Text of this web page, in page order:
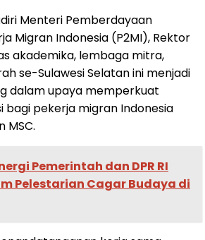
Menteri Pemberdayaan
Migran Indonesia (P2MI), Rektor
akademika, lembaga mitra,
se-Sulawesi Selatan ini menjadi
dalam upaya memperkuat
bagi pekerja migran Indonesia
MSC.
Pemerintah dan DPR RI
Pelestarian Cagar Budaya di